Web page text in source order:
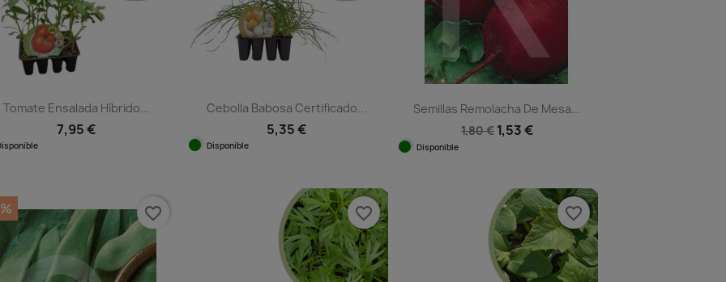
Tomate Ensalada Híbrido...
7,95 €
Cebolla Babosa Certificado...
5,35 €
Disponible
Semillas Remolacha De Mesa...
1,80 € 1,53 €
Disponible
favorite_border favorite_border favorite_border